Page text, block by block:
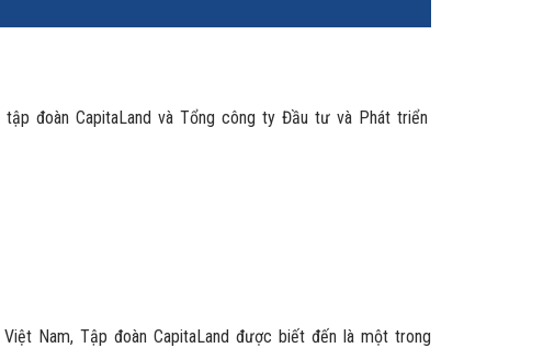
đoàn CapitaLand và Tổng công ty Đầu tư và Phát triển
Nam, Tập đoàn CapitaLand được biết đến là một trong